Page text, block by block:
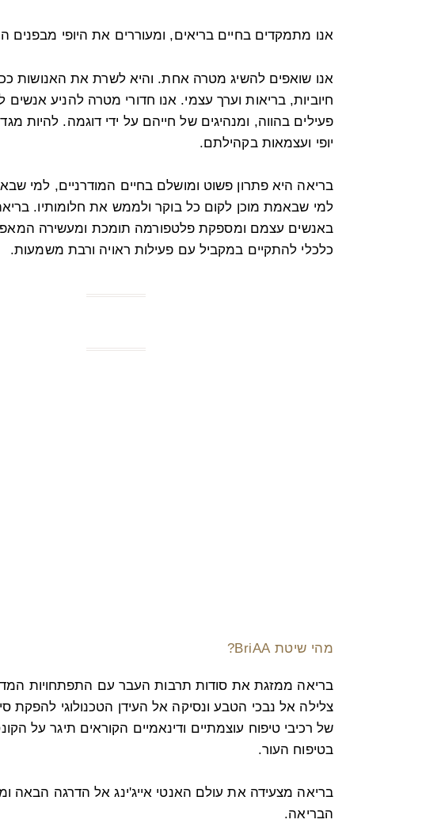
אנו מתמקדים בחיים בריאים, ומעוררים את היופי מבפנים
אנו שואפים להשיג מטרה אחת. והיא לשרת את האנושות
חיוביות, בריאות וערך עצמי. אנו חדורי מטרה להניע אנשים
פעילים בהווה, ומנהיגים של חייהם על ידי דוגמה. להיות
יופי ועצמאות בקהילתם.
בריאה היא פתרון פשוט ומושלם בחיים המודרניים, למי
למי שבאמת מוכן לקום כל בוקר ולממש את חלומותיו.
באנשים עצמם ומספקת פלטפורמה תומכת ומעשירה
כלכלי להתקיים במקביל עם פעילות ראויה ורבת משמעות.
מהי שיטת BriAA?
בריאה ממזגת את סודות תרבות העבר עם התפתחויות
צלילה אל נבכי הטבע ונסיקה אל העידן הטכנולוגי להפקת
של רכיבי טיפוח עוצמתיים ודינאמיים הקוראים תיגר על
בטיפוח העור.
בריאה מצעידה את עולם האנטי אייג'ינג אל הדרגה הבאה
הבריאה.